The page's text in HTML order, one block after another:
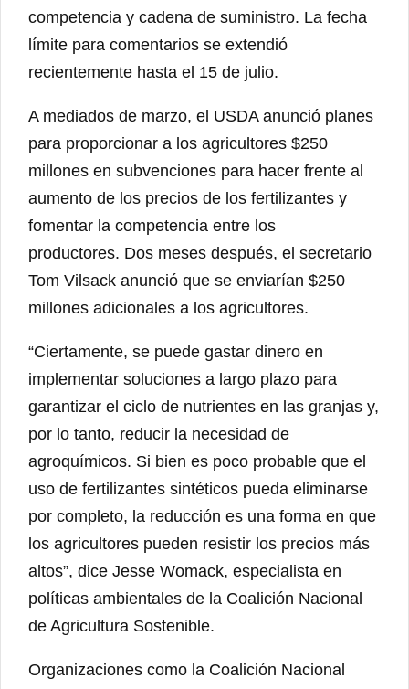
competencia y cadena de suministro. La fecha
límite para comentarios se extendió
recientemente hasta el 15 de julio.
A mediados de marzo, el USDA anunció planes
para proporcionar a los agricultores $250
millones en subvenciones para hacer frente al
aumento de los precios de los fertilizantes y
fomentar la competencia entre los
productores. Dos meses después, el secretario
Tom Vilsack anunció que se enviarían $250
millones adicionales a los agricultores.
“Ciertamente, se puede gastar dinero en
implementar soluciones a largo plazo para
garantizar el ciclo de nutrientes en las granjas y,
por lo tanto, reducir la necesidad de
agroquímicos. Si bien es poco probable que el
uso de fertilizantes sintéticos pueda eliminarse
por completo, la reducción es una forma en que
los agricultores pueden resistir los precios más
altos”, dice Jesse Womack, especialista en
políticas ambientales de la Coalición Nacional
de Agricultura Sostenible.
Organizaciones como la Coalición Nacional